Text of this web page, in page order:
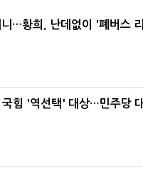
니…황희, 난데없이 '폐버스
힘 '역선택' 대상…민주당